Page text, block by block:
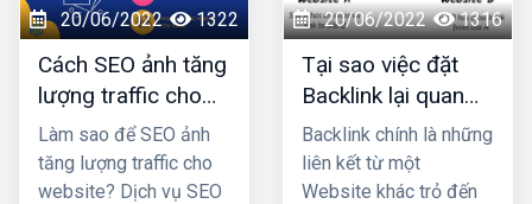
và copywriting. Khi
đảm bảo 3 yếu tố đó
thì chiến lược
marketing của bạn sẽ
thành công và giúp bạn
tăng doanh thu - lợi
nhuận đáng kể.
20/06/2022 1322
Cách SEO ảnh tăng
lượng traffic cho
website của bạn?
Làm sao để SEO ảnh
tăng lượng traffic cho
website? Dịch vụ SEO
20/06/2022 1316
Tại sao việc đặt
Backlink lại quan
trọng trong Seo ?
Backlink chính là những
liên kết từ một
Website khác trỏ đến